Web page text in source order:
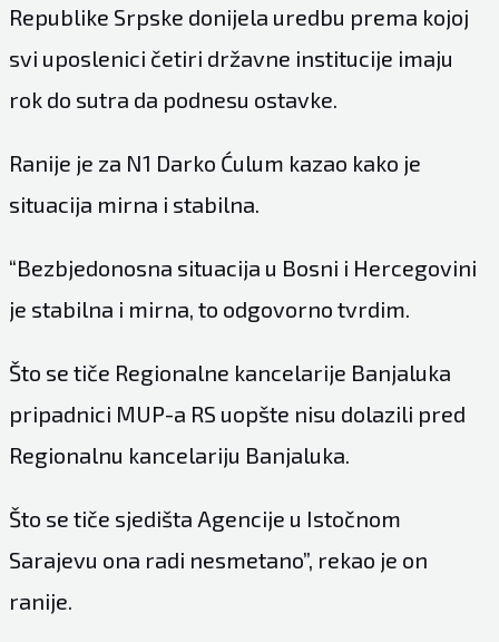
Republike Srpske donijela uredbu prema kojoj
svi uposlenici četiri državne institucije imaju
rok do sutra da podnesu ostavke.
Ranije je za N1 Darko Ćulum kazao kako je
situacija mirna i stabilna.
“Bezbjedonosna situacija u Bosni i Hercegovini
je stabilna i mirna, to odgovorno tvrdim.
Što se tiče Regionalne kancelarije Banjaluka
pripadnici MUP-a RS uopšte nisu dolazili pred
Regionalnu kancelariju Banjaluka.
Što se tiče sjedišta Agencije u Istočnom
Sarajevu ona radi nesmetano”, rekao je on
ranije.